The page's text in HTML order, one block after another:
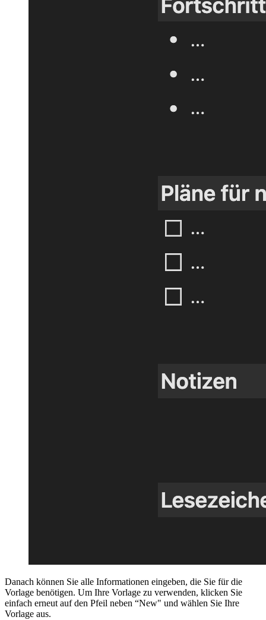
Danach können Sie alle Informationen eingeben, die Sie für die
Vorlage benötigen. Um Ihre Vorlage zu verwenden, klicken Sie
einfach erneut auf den Pfeil neben “New" und wählen Sie Ihre
Vorlage aus.